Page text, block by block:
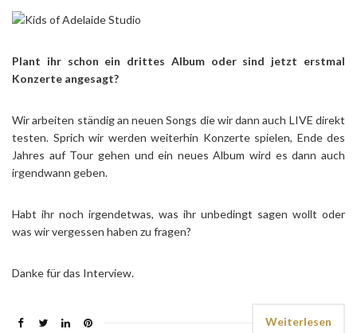
Plant ihr schon ein drittes Album oder sind jetzt erstmal
Konzerte angesagt?
Wir arbeiten ständig an neuen Songs die wir dann auch LIVE direkt
testen. Sprich wir werden weiterhin Konzerte spielen, Ende des
Jahres auf Tour gehen und ein neues Album wird es dann auch
irgendwann geben.
Habt ihr noch irgendetwas, was ihr unbedingt sagen wollt oder
was wir vergessen haben zu fragen?
Danke für das Interview.
Weiterlesen